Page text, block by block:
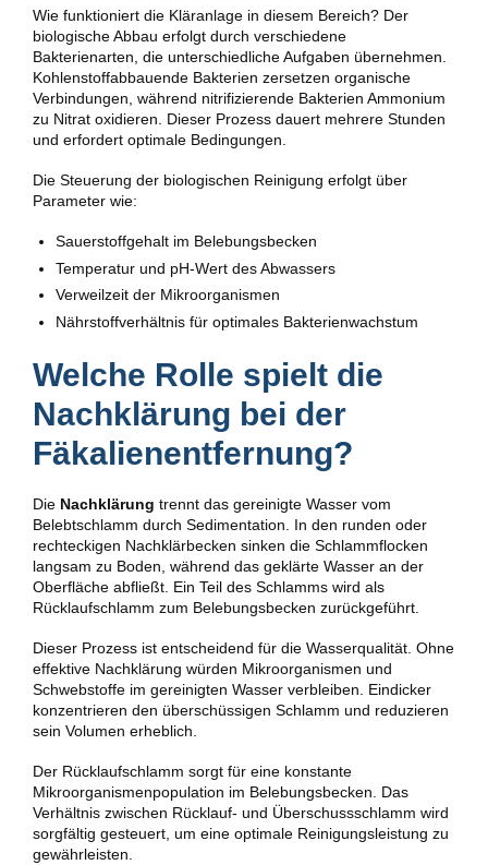
Wie funktioniert die Kläranlage in diesem Bereich? Der
biologische Abbau erfolgt durch verschiedene
Bakterienarten, die unterschiedliche Aufgaben übernehmen.
Kohlenstoffabbauende Bakterien zersetzen organische
Verbindungen, während nitrifizierende Bakterien Ammonium
zu Nitrat oxidieren. Dieser Prozess dauert mehrere Stunden
und erfordert optimale Bedingungen.
Die Steuerung der biologischen Reinigung erfolgt über
Parameter wie:
Sauerstoffgehalt im Belebungsbecken
Temperatur und pH-Wert des Abwassers
Verweilzeit der Mikroorganismen
Nährstoffverhältnis für optimales Bakterienwachstum
Welche Rolle spielt die
Nachklärung bei der
Fäkalienentfernung?
Die Nachklärung trennt das gereinigte Wasser vom
Belebtschlamm durch Sedimentation. In den runden oder
rechteckigen Nachklärbecken sinken die Schlammflocken
langsam zu Boden, während das geklärte Wasser an der
Oberfläche abfließt. Ein Teil des Schlamms wird als
Rücklaufschlamm zum Belebungsbecken zurückgeführt.
Dieser Prozess ist entscheidend für die Wasserqualität. Ohne
effektive Nachklärung würden Mikroorganismen und
Schwebstoffe im gereinigten Wasser verbleiben. Eindicker
konzentrieren den überschüssigen Schlamm und reduzieren
sein Volumen erheblich.
Der Rücklaufschlamm sorgt für eine konstante
Mikroorganismenpopulation im Belebungsbecken. Das
Verhältnis zwischen Rücklauf- und Überschussschlamm wird
sorgfältig gesteuert, um eine optimale Reinigungsleistung zu
gewährleisten.